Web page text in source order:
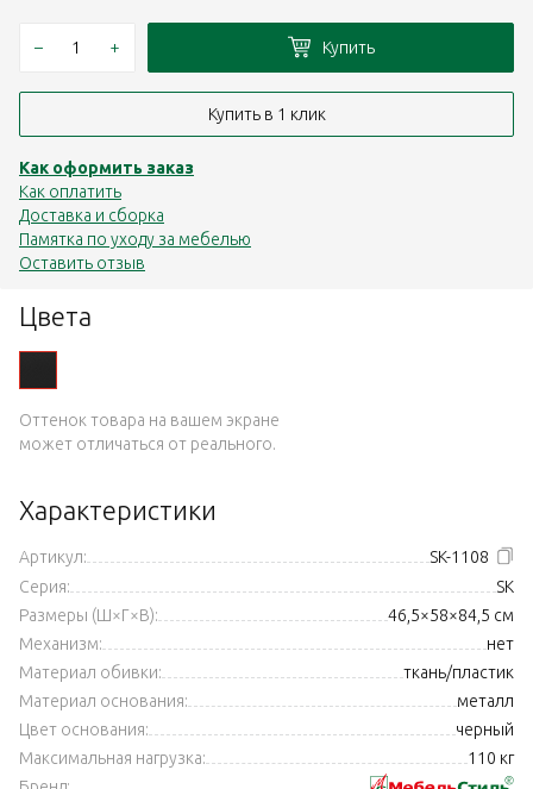
Цвета
Оттенок товара на вашем экране
может отличаться от реального.
Характеристики
Артикул:
SK-1108
Серия:
SK
Размеры (Ш×Г×В):
46,5×58×84,5 см
Механизм:
нет
Материал обивки:
ткань/пластик
Материал основания:
металл
Цвет основания:
черный
Максимальная нагрузка:
110 кг
– + Купить
Купить в 1 клик
Как оформить заказ
Как оплатить
Доставка и сборка
Памятка по уходу за мебелью
Оставить отзыв